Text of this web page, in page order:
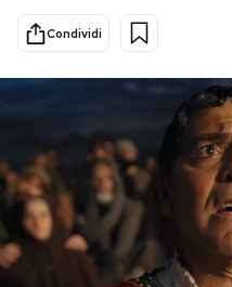
Scienza
Sport
PODCAST
Condividi